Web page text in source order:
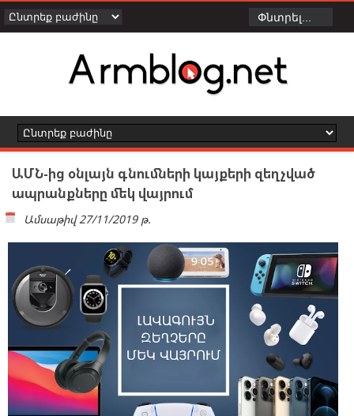
ԱՄՆ-ից օնլայն գնումների կայքերի զեղչված
ապրանքները մեկ վայրում
Ամսաթիվ 27/11/2019 թ.